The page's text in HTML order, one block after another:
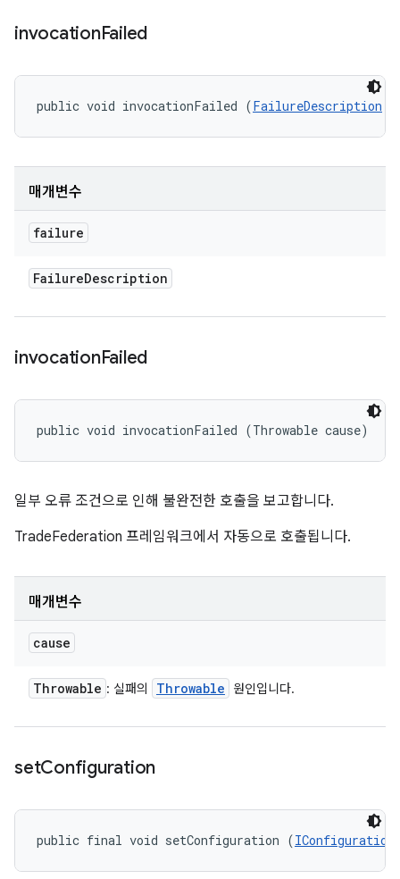
invocationFailed
public void invocationFailed (FailureDescription
매개변수
failure
FailureDescription
invocationFailed
public void invocationFailed (Throwable cause)
일부 오류 조건으로 인해 불완전한 호출을 보고합니다.
TradeFederation 프레임워크에서 자동으로 호출됩니다.
매개변수
cause
Throwable : 실패의 Throwable 원인입니다.
setConfiguration
public final void setConfiguration (IConfiguration